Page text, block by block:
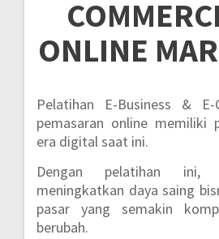
ONLINE
Pelatihan E-Business & E-
pemasaran online memiliki
era digital saat ini.
Dengan pelatihan ini,
meningkatkan daya saing
pasar yang semakin
berubah.